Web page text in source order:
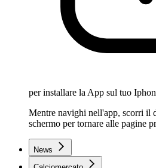
per installare la App sul tuo
Mentre navighi nell'app, scorri il
schermo per tornare alle pagine
News